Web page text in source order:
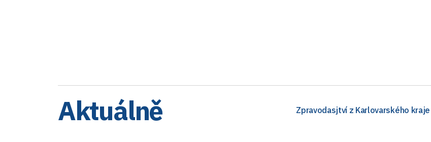
Aktuálně Zpravodasjtví z Karlovarského kraje